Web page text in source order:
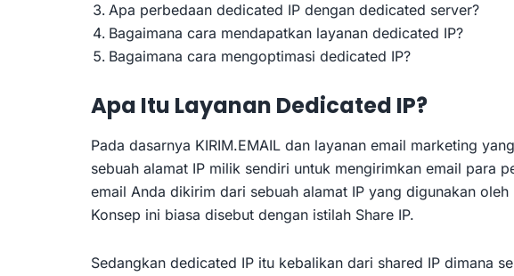
Apa perbedaan dedicated IP dengan dedicated server?
Bagaimana cara mendapatkan layanan dedicated IP?
Bagaimana cara mengoptimasi dedicated IP?
Apa Itu Layanan Dedicated IP?
Pada dasarnya KIRIM.EMAIL dan layanan email marketing
sebuah alamat IP milik sendiri untuk mengirimkan email para
email Anda dikirim dari sebuah alamat IP yang digunakan
Konsep ini biasa disebut dengan istilah Share IP.
Sedangkan dedicated IP itu kebalikan dari shared IP dimana